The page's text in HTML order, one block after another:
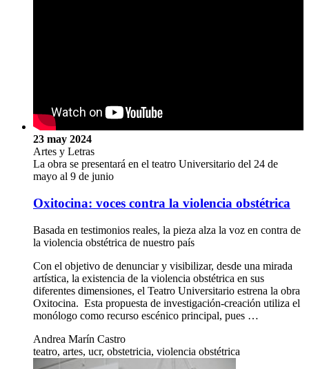
23 may 2024
Artes y Letras
La obra se presentará en el teatro Universitario del 24 de
mayo al 9 de junio
Oxitocina: voces contra la violencia obstétrica
Basada en testimonios reales, la pieza alza la voz en contra de
la violencia obstétrica de nuestro país
Con el objetivo de denunciar y visibilizar, desde una mirada
artística, la existencia de la violencia obstétrica en sus
diferentes dimensiones, el Teatro Universitario estrena la obra
Oxitocina. Esta propuesta de investigación-creación utiliza el
monólogo como recurso escénico principal, pues …
Andrea Marín Castro
teatro, artes, ucr, obstetricia, violencia obstétrica